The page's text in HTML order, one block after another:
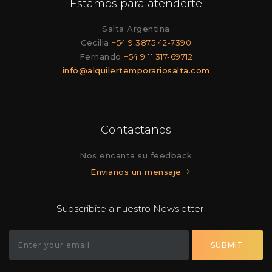
Estamos para atenderte
Salta Argentina
Cecilia +54 9 3875 42-7390
Fernando+54 9 11 317-69712
info@alquilertemporariosalta.com
Contactanos
Nos encanta su feedback
Envianos un mensaje
Subscribite a nuestro Newsletter